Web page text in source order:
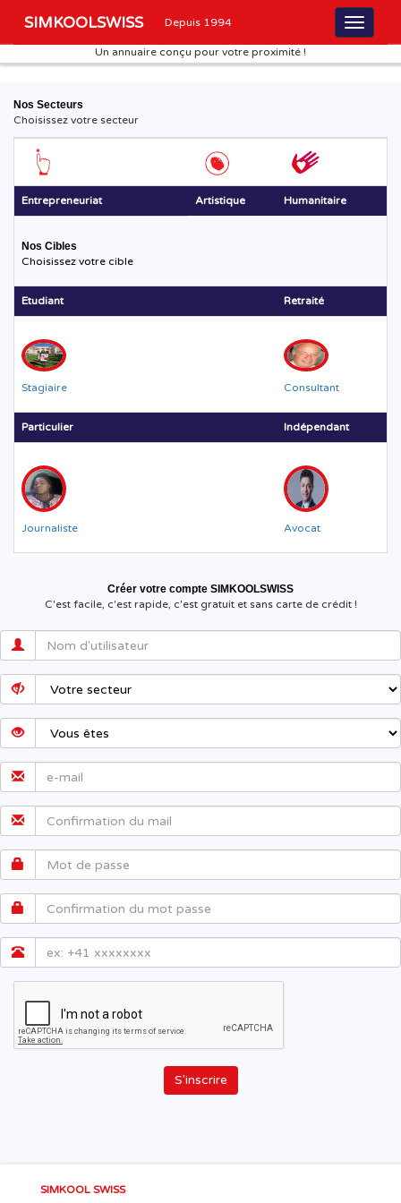
SIMKOOLSWISS Depuis 1994
Un annuaire conçu pour votre proximité !
Nos Secteurs
Choisissez votre secteur
Entrepreneuriat Artistique Humanitaire
Nos Cibles
Choisissez votre cible
Etudiant Retraité
Stagiaire Consultant
Particulier Indépendant
Journaliste Avocat
Créer votre compte SIMKOOLSWISS
C'est facile, c'est rapide, c'est gratuit et sans carte de crédit !
S'inscrire
SIMKOOL SWISS